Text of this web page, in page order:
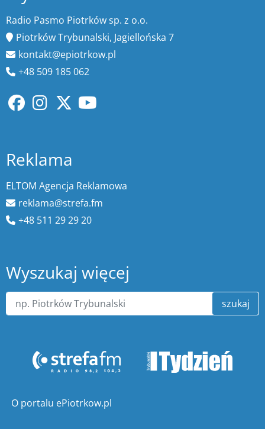
Radio Pasmo Piotrków sp. z o.o.
Piotrków Trybunalski, Jagiellońska 7
kontakt@epiotrkow.pl
+48 509 185 062
Reklama
ELTOM Agencja Reklamowa
reklama@strefa.fm
+48 511 29 29 20
Wyszukaj więcej
szukaj
O portalu ePiotrkow.pl